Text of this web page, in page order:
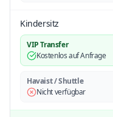
Kindersitz
VIP Transfer
Kostenlos auf Anfrage
Havaist / Shuttle
Nicht verfügbar